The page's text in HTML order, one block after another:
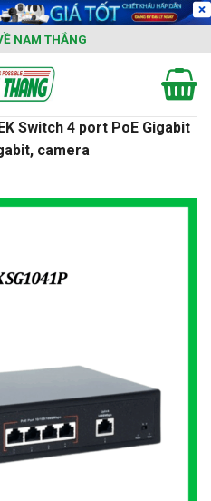
NAM THẮNG
Switch 4 port PoE Gigabit
camera